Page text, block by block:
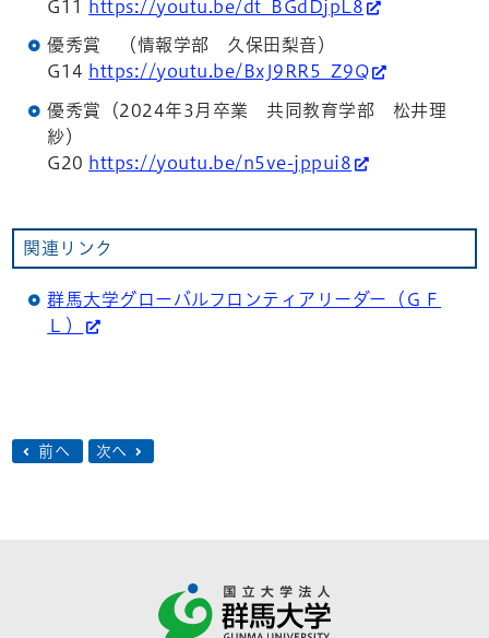
G11
https://youtu.be/dt_BGdDjpL8
優秀賞 （情報学部 久保田梨音）
G14 https://youtu.be/BxJ9RR5_Z9Q
優秀賞（2024年3月卒業 共同教育学部 松井理
紗）
G20 https://youtu.be/n5ve-jppui8
関連リンク
群馬大学グローバルフロンティアリーダー（ＧＦ
Ｌ）
前へ 次へ